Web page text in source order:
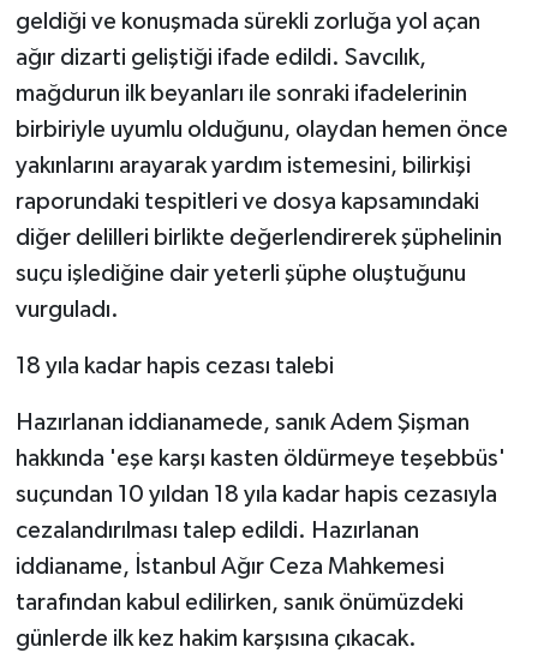
geldiği ve konuşmada sürekli zorluğa yol açan
ağır dizarti geliştiği ifade edildi. Savcılık,
mağdurun ilk beyanları ile sonraki ifadelerinin
birbiriyle uyumlu olduğunu, olaydan hemen önce
yakınlarını arayarak yardım istemesini, bilirkişi
raporundaki tespitleri ve dosya kapsamındaki
diğer delilleri birlikte değerlendirerek şüphelinin
suçu işlediğine dair yeterli şüphe oluştuğunu
vurguladı.
18 yıla kadar hapis cezası talebi
Hazırlanan iddianamede, sanık Adem Şişman
hakkında 'eşe karşı kasten öldürmeye teşebbüs'
suçundan 10 yıldan 18 yıla kadar hapis cezasıyla
cezalandırılması talep edildi. Hazırlanan
iddianame, İstanbul Ağır Ceza Mahkemesi
tarafından kabul edilirken, sanık önümüzdeki
günlerde ilk kez hakim karşısına çıkacak.